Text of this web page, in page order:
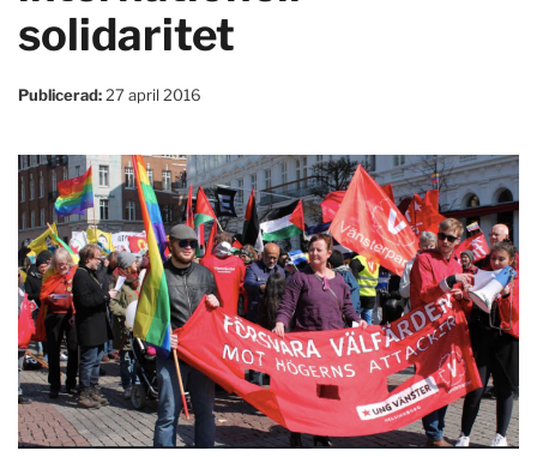
solidaritet
Publicerad: 27 april 2016